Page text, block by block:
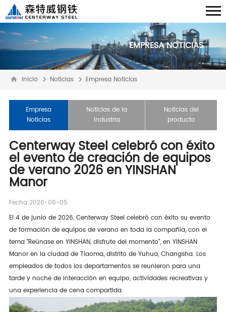
EMPRESA NOTICIAS
Inicio Noticias Empresa Noticias
Empresa
Noticias
Noticias de la
industria
Noticias del
producto
Centerway Steel celebró con éxito
el evento de creación de equipos
de verano 2026 en YINSHAN
Manor
Fecha:2026-06-05
El 4 de junio de 2026, Centerway Steel celebró con éxito su evento
de formación de equipos de verano en toda la compañía, con el
tema "Reúnase en YINSHAN, disfrute del momento", en YINSHAN
Manor en la ciudad de Tiaoma, distrito de Yuhua, Changsha. Los
empleados de todos los departamentos se reunieron para una
tarde y noche de interacción en equipo, actividades recreativas y
una experiencia de cena compartida.